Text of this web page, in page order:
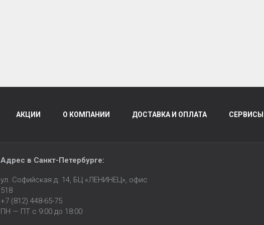
АКЦИИ О КОМПАНИИ ДОСТАВКА И ОПЛАТА СЕРВИСЫ
Адрес в Санкт-Петербурге:
ул. Софийская д. 14, БЦ «ЛЕНИНЕЦ», офис
518
+7 (812) 448-65-75
ПН — ПТ с 9:00 до 18:00